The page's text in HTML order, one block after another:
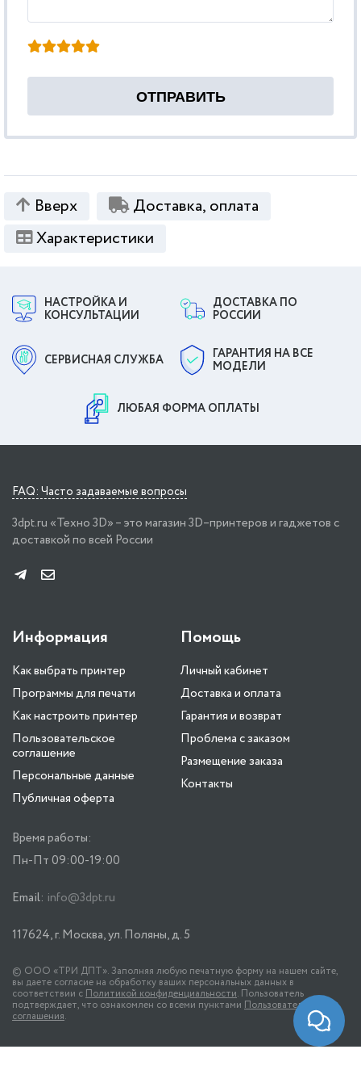
Вверх
Доставка, оплата
Характеристики
НАСТРОЙКА И
КОНСУЛЬТАЦИИ
ДОСТАВКА ПО
РОССИИ
СЕРВИСНАЯ СЛУЖБА
ГАРАНТИЯ НА ВСЕ
МОДЕЛИ
ЛЮБАЯ ФОРМА ОПЛАТЫ
FAQ: Часто задаваемые вопросы
3dpt.ru «Техно 3D» – это магазин 3D–принтеров и гаджетов с
доставкой по всей России
Информация
Как выбрать принтер
Программы для печати
Как настроить принтер
Пользовательское
соглашение
Персональные данные
Публичная оферта
Помощь
Личный кабинет
Доставка и оплата
Гарантия и возврат
Проблема с заказом
Размещение заказа
Контакты
Время работы:
Пн-Пт 09:00-19:00
Email: info@3dpt.ru
117624, г. Москва, ул. Поляны, д. 5
© ООО «ТРИ ДПТ». Заполняя любую печатную форму на нашем сайте,
вы даете согласие на обработку ваших персональных данных в
соответствии с Политикой конфиденциальности. Пользователь
подтверждает, что ознакомлен со всеми пунктами Пользовательского
соглашения.